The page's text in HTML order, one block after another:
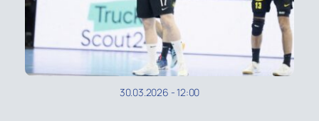
30.03.2026 -12:00